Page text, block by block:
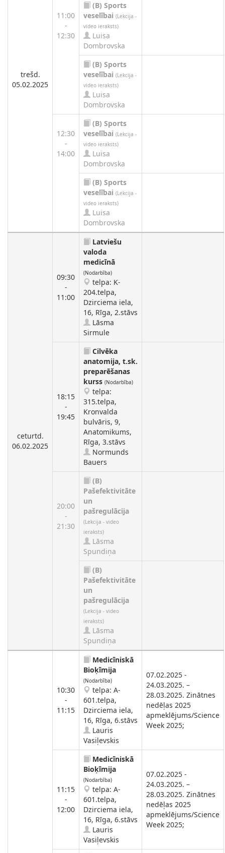
trešd.
05.02.2025
11:00
-
12:30
(B) Sports
veselībai (Lekcija -
video ieraksts)
Luisa
Dombrovska
(B) Sports
veselībai (Lekcija -
video ieraksts)
Luisa
Dombrovska
12:30
-
14:00
(B) Sports
veselībai (Lekcija -
video ieraksts)
Luisa
Dombrovska
(B) Sports
veselībai (Lekcija -
video ieraksts)
Luisa
Dombrovska
ceturtd.
06.02.2025
09:30
-
11:00
Latviešu
valoda
medicīnā
(Nodarbība)
telpa: K-
204.telpa,
Dzirciema iela,
16, Rīga, 2.stāvs
Lāsma
Sirmule
18:15
-
19:45
Cilvēka
anatomija, t.sk.
preparēšanas
kurss (Nodarbība)
telpa:
315.telpa,
Kronvalda
bulvāris, 9,
Anatomikums,
Rīga, 3.stāvs
Normunds
Bauers
20:00
-
21:30
(B)
Pašefektivitāte
un
pašregulācija
(Lekcija - video
ieraksts)
Lāsma
Spundiņa
(B)
Pašefektivitāte
un
pašregulācija
(Lekcija - video
ieraksts)
Lāsma
Spundiņa
10:30
-
11:15
Medicīniskā
Bioķīmija
(Nodarbība)
telpa: A-
601.telpa,
Dzirciema iela,
16, Rīga, 6.stāvs
Lauris
Vasiļevskis
07.02.2025 -
24.03.2025. –
28.03.2025. Zinātnes
nedēļas 2025
apmeklējums/Science
Week 2025;
11:15
-
12:00
Medicīniskā
Bioķīmija
(Nodarbība)
telpa: A-
601.telpa,
Dzirciema iela,
16, Rīga, 6.stāvs
Lauris
Vasiļevskis
07.02.2025 -
24.03.2025. –
28.03.2025. Zinātnes
nedēļas 2025
apmeklējums/Science
Week 2025;